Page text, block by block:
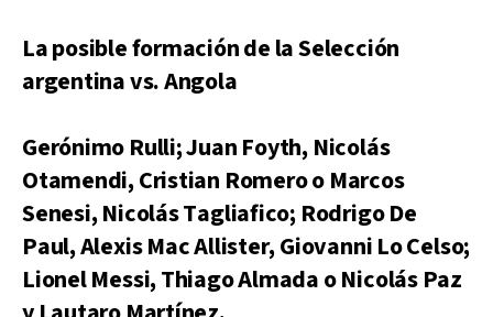
La posible formación de la Selección
argentina vs. Angola
Gerónimo Rulli; Juan Foyth, Nicolás
Otamendi, Cristian Romero o Marcos
Senesi, Nicolás Tagliafico; Rodrigo De
Paul, Alexis Mac Allister, Giovanni Lo Celso;
Lionel Messi, Thiago Almada o Nicolás Paz